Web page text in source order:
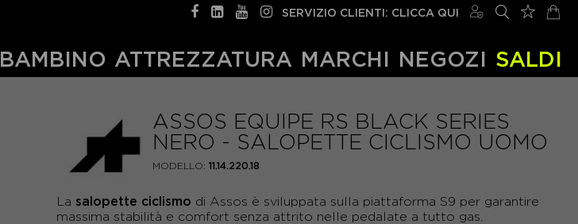
SERVIZIO CLIENTI: CLICCA QUI
BAMBINO ATTREZZATURA MARCHI NEGOZI SALDI
ASSOS EQUIPE RS BLACK SERIES
NERO - SALOPETTE CICLISMO UOMO
MODELLO: 11.14.220.18
La salopette ciclismo di Assos è sviluppata sulla piattaforma S9 per garantire
massima stabilità e comfort senza attrito nelle pedalate a tutto gas.